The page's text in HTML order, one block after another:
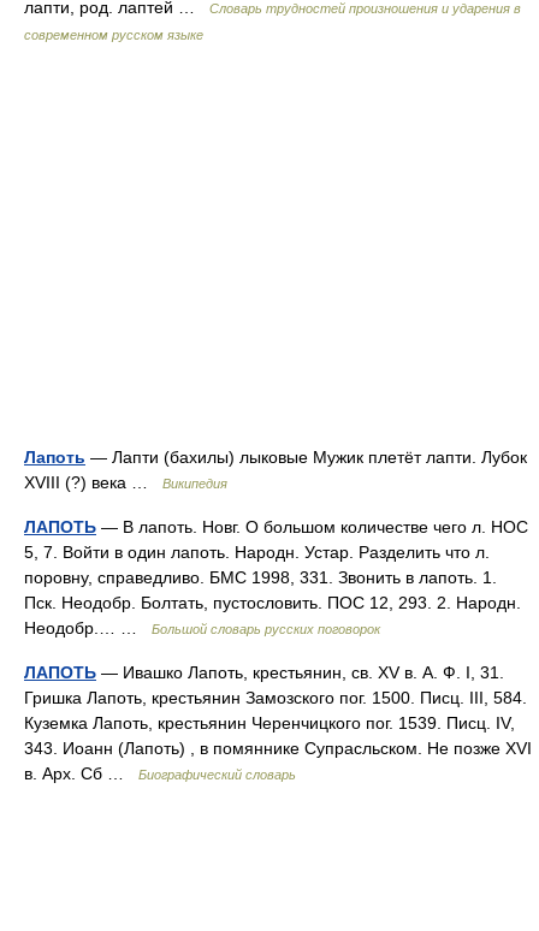
лапти, род. лаптей …
Словарь трудностей произношения и ударения в
современном русском языке
Лапоть — Лапти (бахилы) лыковые Мужик плетёт лапти. Лубок
XVIII (?) века …
Википедия
ЛАПОТЬ — В лапоть. Новг. О большом количестве чего л. НОС
5, 7. Войти в один лапоть. Народн. Устар. Разделить что л.
поровну, справедливо. БМС 1998, 331. Звонить в лапоть. 1.
Пск. Неодобр. Болтать, пустословить. ПОС 12, 293. 2. Народн.
Неодобр.… …
Большой словарь русских поговорок
ЛАПОТЬ — Ивашко Лапоть, крестьянин, св. XV в. А. Ф. I, 31.
Гришка Лапоть, крестьянин Замозского пог. 1500. Писц. III, 584.
Куземка Лапоть, крестьянин Черенчицкого пог. 1539. Писц. IV,
343. Иоанн (Лапоть) , в помяннике Супрасльском. Не позже XVI
в. Арх. Сб …
Биографический словарь